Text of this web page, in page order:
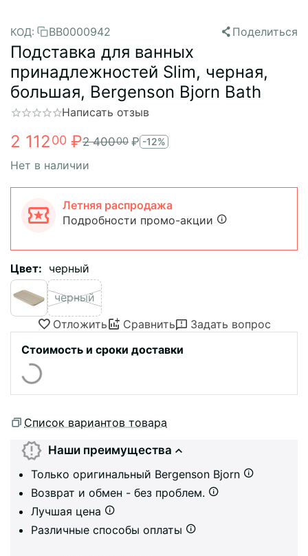
КОД: BB0000942 Поделиться
Подставка для ванных
принадлежностей Slim, черная,
большая, Bergenson Bjorn Bath
Написать отзыв
2 11200 ₽2 40000 ₽ -12%
Нет в наличии
Летняя распродажа
Подробности промо-акции
Цвет: черный
черный
Отложить
Сравнить
Задать вопрос
Стоимость и сроки доставки
Список вариантов товара
Наши преимущества
Только оригинальный Bergenson Bjorn
Возврат и обмен - без проблем.
Лучшая цена
Различные способы оплаты